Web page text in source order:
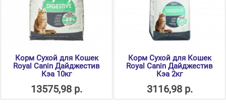
Корм Сухой для Кошек
Royal Canin Дайджестив
Кэа 10кг
13575,98 р.
Корм Сухой для Кошек
Royal Canin Дайджестив
Кэа 2кг
3116,98 р.